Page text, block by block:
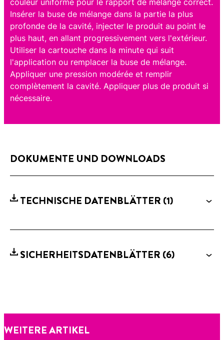
Insérer la buse de mélange dans la partie la plus
profonde de la cavité, injecter le produit au point le
plus haut, en allant progressivement vers l'extérieur.
Utiliser la cartouche dans la minute qui suit
l'application ou remplacer la buse de mélange.
Appliquer une pression modérée et remplir
complètement la cavité. Appliquer plus de produit si
nécessaire.
DOKUMENTE UND DOWNLOADS
TECHNISCHE DATENBLÄTTER (1)
SICHERHEITSDATENBLÄTTER (6)
WEITERE ARTIKEL